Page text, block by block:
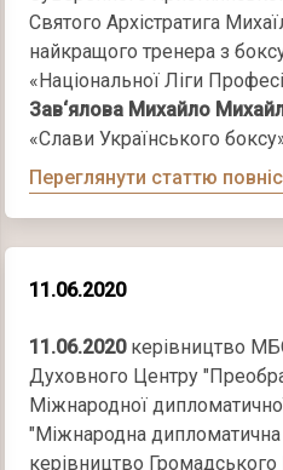
Святого Архістратига
найкращого тренера з
«Національної Ліги
Зав‘ялова Михайло
«Слави Українського
Переглянути статтю
11.06.2020
11.06.2020керівництво
Духовного Центру
Міжнародної
"Міжнародна дипломатична
керівництво Громадського